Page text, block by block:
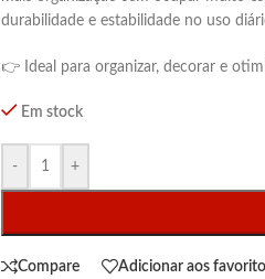
durabilidade e estabilidade no uso
👉 Ideal para organizar, decorar e
Em stock
- +
Compare Adicionar aos